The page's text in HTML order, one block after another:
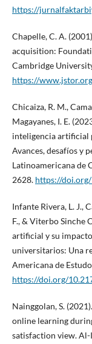
https://
Chapelle, C. A.
acquisition:
Cambridge
https://
Chicaiza, R. M.,
Magayanes, I. E.
inteligencia artificial
Avances, desafíos y
Latinoamericana de
2628. https://
Infante Rivera, L. J.,
F., & Viterbo Sinche
artificial y su
universitarios: Una
Americana de
https://doi.org/
Nainggolan, S.
online learning
satisfaction view. Al-